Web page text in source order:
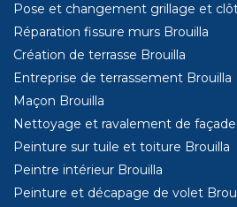
Pose et changement grillage et
Réparation fissure murs Brouilla
Création de terrasse Brouilla
Entreprise de terrassement Brouilla
Maçon Brouilla
Nettoyage et ravalement de façade
Peinture sur tuile et toiture Brouilla
Peintre intérieur Brouilla
Peinture et décapage de volet